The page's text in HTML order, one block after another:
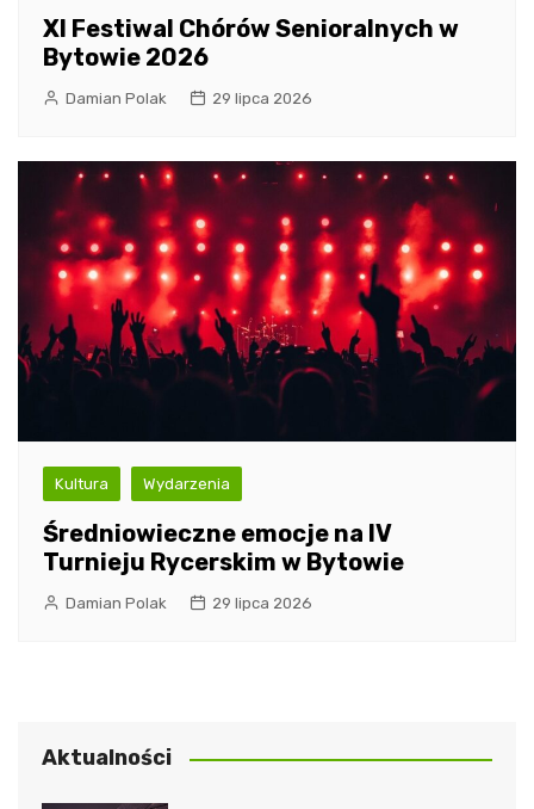
XI Festiwal Chórów Senioralnych w
Bytowie 2026
Damian Polak 29 lipca 2026
Kultura Wydarzenia
Średniowieczne emocje na IV
Turnieju Rycerskim w Bytowie
Damian Polak 29 lipca 2026
Aktualności